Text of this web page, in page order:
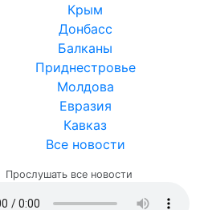
Крым
Донбасс
Балканы
Приднестровье
Молдова
Евразия
Кавказ
Все новости
Прослушать все новости